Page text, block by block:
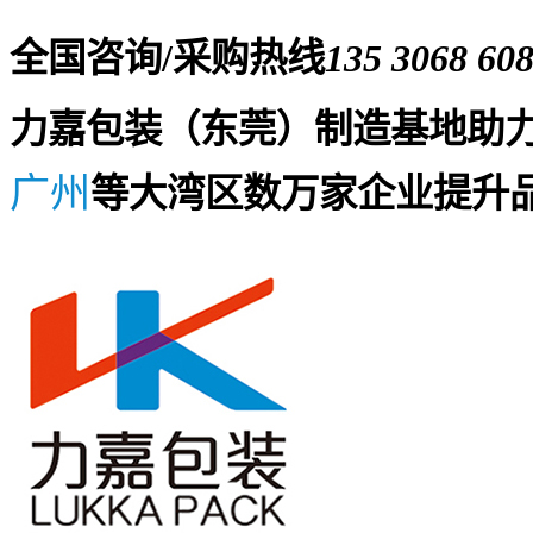
全国咨询/采购热线135 3068
力嘉包装（东莞）制造基地助
广州等大湾区数万家企业提升